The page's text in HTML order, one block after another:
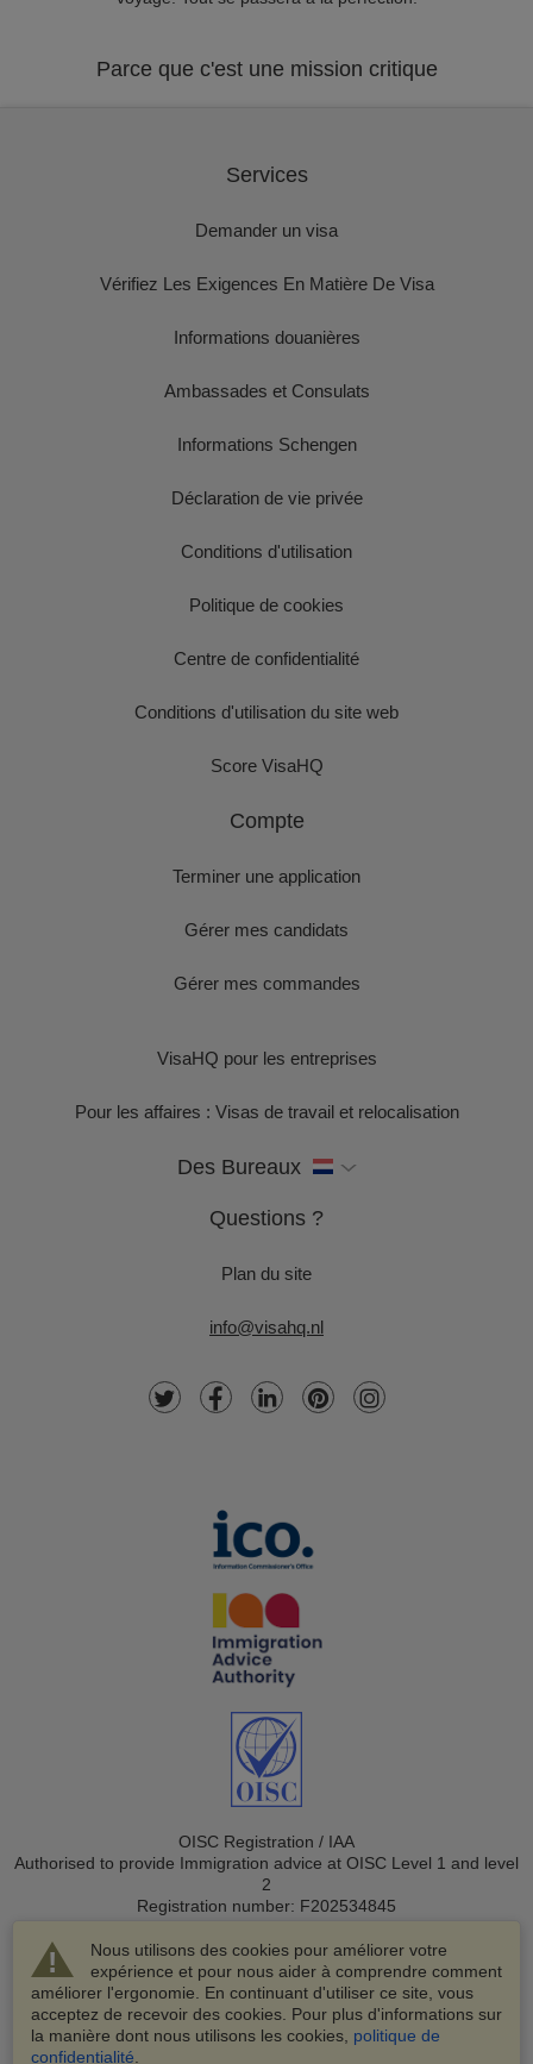
Parce que c'est une mission critique
Nous utilisons des cookies pour améliorer votre
expérience et pour nous aider à comprendre comment
améliorer l'ergonomie. En continuant d'utiliser ce site, vous
acceptez de recevoir des cookies. Pour plus d'informations sur
la manière dont nous utilisons les cookies, politique de
confidentialité
Services
Demander un visa
Vérifiez Les Exigences En Matière De Visa
Informations douanières
Ambassades et Consulats
Informations Schengen
Déclaration de vie privée
Conditions d'utilisation
Politique de cookies
Centre de confidentialité
Conditions d'utilisation du site web
Score VisaHQ
Compte
Terminer une application
Gérer mes candidats
Gérer mes commandes
VisaHQ pour les entreprises
Pour les affaires : Visas de travail et relocalisation
Des Bureaux
Questions ?
Plan du site
info@visahq.nl
OISC Registration / IAA
Authorised to provide Immigration advice at OISC Level 1 and level
2
Registration number: F202534845
© 2003-2026 VisaHQ.com, Inc. Tous droits réservés.